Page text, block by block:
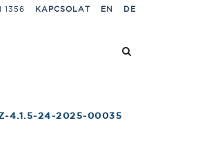
1356 KAPCSOLAT EN DE
4.1.5-24-2025-00035